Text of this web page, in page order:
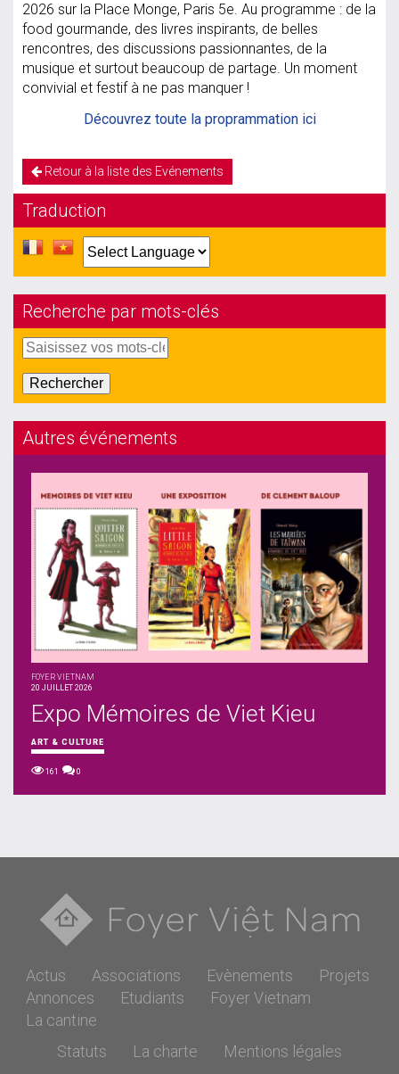
2026 sur la Place Monge, Paris 5e. Au programme : de la
food gourmande, des livres inspirants, de belles
rencontres, des discussions passionnantes, de la
musique et surtout beaucoup de partage. Un moment
convivial et festif à ne pas manquer !
Découvrez toute la proprammation ici
Retour à la liste des Evénements
Traduction
Recherche par mots-clés
Autres événements
FOYER VIETNAM
20 JUILLET 2026
Expo Mémoires de Viet Kieu
ART & CULTURE
161 0
Actus Associations Evènements
Projets
Annonces
Etudiants
Foyer Vietnam
La cantine
Statuts
La charte Mentions légales